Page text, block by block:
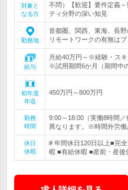
対象と
なる方
不問）【歓迎】要件定義
ティ分野の深い知見
勤務地
首都圏、関西、東海、長
リモートワークの有無は
給与
月給40万円～※経験・スキ
※試用期間6か月（期間中
初年度
年収
450万円～800万円
勤務
時間
9:00～18:00（実働8時間
異なります。※時間外労働
休日
休暇
# 年間休日120日以上■完
暇 ■有給休暇 ■産前・産後